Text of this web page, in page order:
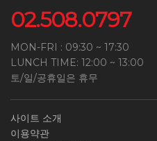
02.508.0797
MON-FRI : 09:30 ~ 17:30
LUNCH TIME: 12:00 ~ 13:00
토/일/공휴일은 휴무
사이트 소개
이용약관